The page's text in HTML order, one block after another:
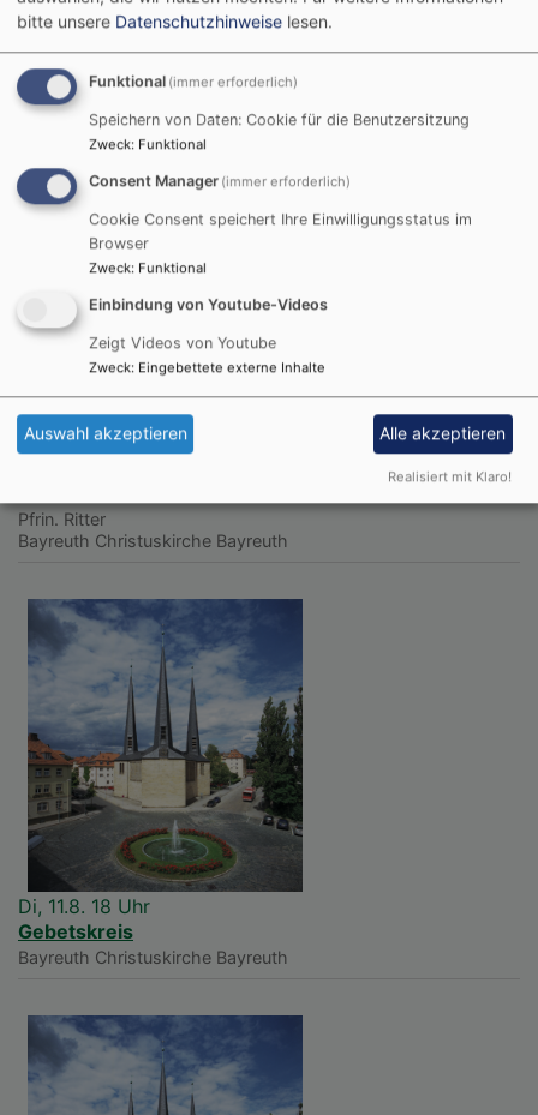
© Evangelische Brüder-Unität –Herrnhuter Brüdergemeine
Weitere Informationen finden Siehier.
Nächste Veranstaltungen
Pfrin. Ritter
Bayreuth Christuskirche Bayreuth
Di, 11.8. 18 Uhr
Gebetskreis
Bayreuth Christuskirche Bayreuth
bitte unsere Datenschutzhinweise lesen.
Funktional (immer erforderlich)
Speichern von Daten: Cookie für die Benutzersitzung
Zweck: Funktional
Consent Manager (immer erforderlich)
Cookie Consent speichert Ihre Einwilligungsstatus im
Browser
Zweck: Funktional
Einbindung von Youtube-Videos
Zeigt Videos von Youtube
Zweck: Eingebettete externe Inhalte
Auswahl akzeptieren Alle akzeptieren
Realisiert mit Klaro!